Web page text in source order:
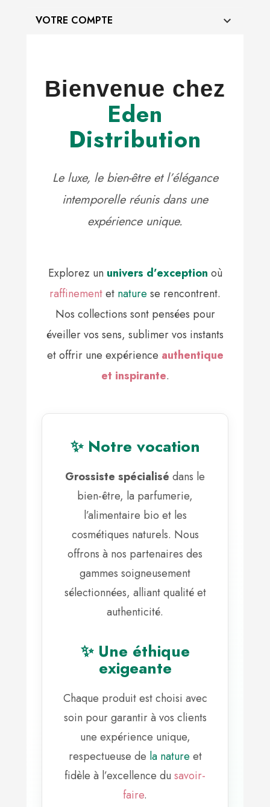
VOTRE COMPTE 
Bienvenue chez
Eden
Distribution
Le luxe, le bien-être et l’élégance
intemporelle réunis dans une
expérience unique.
Explorez un univers d’exception où
raffinementet nature se rencontrent.
Nos collections sont pensées pour
éveiller vos sens, sublimer vos instants
et offrir une expérience authentique
et inspirante.
✨ Notre vocation
Grossiste spécialisé dans le
bien-être, la parfumerie,
l’alimentaire bio et les
cosmétiques naturels. Nous
offrons à nos partenaires des
gammes soigneusement
sélectionnées, alliant qualité et
authenticité.
✨ Une éthique
exigeante
Chaque produit est choisi avec
soin pour garantir à vos clients
une expérience unique,
respectueuse de la nature et
fidèle à l’excellence du savoir-
faire.